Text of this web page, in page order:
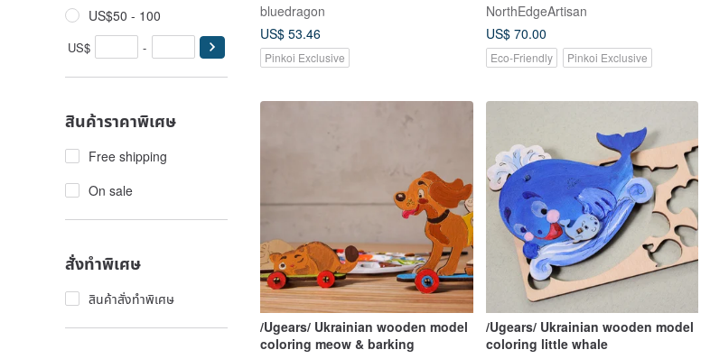
US$50 - 100
US$ -
สินค้าราคาพิเศษ
Free shipping
On sale
สั่งทำพิเศษ
สินค้าสั่งทำพิเศษ
bluedragon
US$ 53.46
Pinkoi Exclusive
NorthEdgeArtisan
US$ 70.00
Eco-Friendly Pinkoi Exclusive
/Ugears/ Ukrainian wooden model
coloring meow & barking
/Ugears/ Ukrainian wooden model
coloring little whale